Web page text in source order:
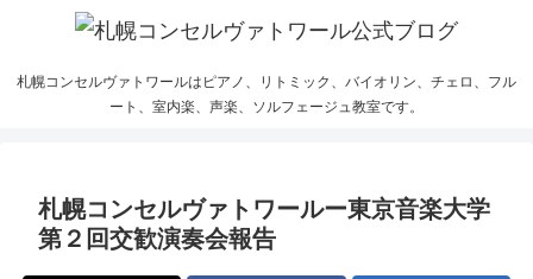
札幌コンセルヴァトワールはピアノ、リトミック、バイオリン、チェロ、フル
ート、室内楽、声楽、ソルフェージュ教室です。
札幌コンセルヴァトワールー東京音楽大学
第２回交歓演奏会報告